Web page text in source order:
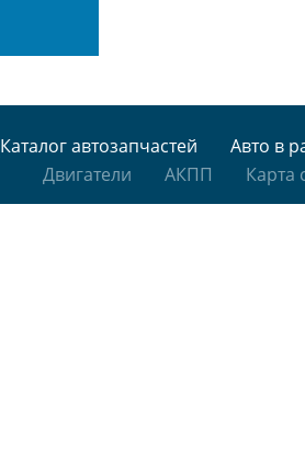
Каталог автозапчастей
Авто в
Двигатели
АКПП Карта